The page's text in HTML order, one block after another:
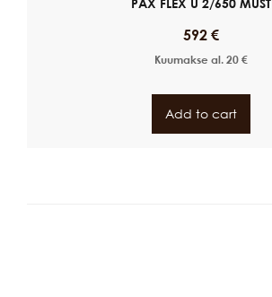
PAX FLEX U 2/650 MUST
592 €
Kuumakse al. 20 €
Add to cart